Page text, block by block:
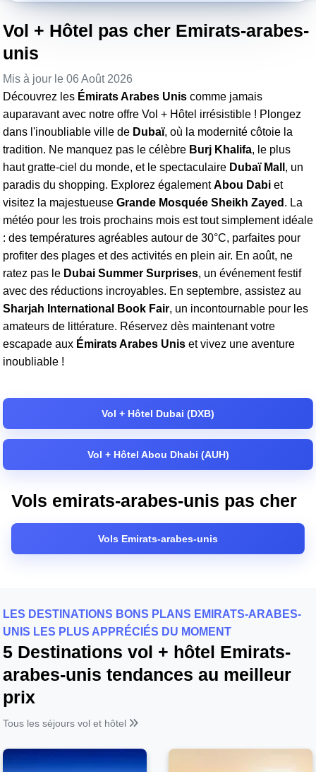
Vol + Hôtel pas cher Emirats-arabes-
unis
Mis à jour le 06 Août 2026
Découvrez les Émirats Arabes Unis comme jamais
auparavant avec notre offre Vol + Hôtel irrésistible ! Plongez
dans l'inoubliable ville de Dubaï, où la modernité côtoie la
tradition. Ne manquez pas le célèbre Burj Khalifa, le plus
haut gratte-ciel du monde, et le spectaculaire Dubaï Mall , un
paradis du shopping. Explorez égalementAbou Dabi et
visitez la majestueuse Grande Mosquée Sheikh Zayed . La
météo pour les trois prochains mois est tout simplement idéale
: des températures agréables autour de 30°C, parfaites pour
profiter des plages et des activités en plein air. En août, ne
ratez pas le Dubai Summer Surprises, un événement festif
avec des réductions incroyables. En septembre, assistez au
Sharjah International Book Fair, un incontournable pour les
amateurs de littérature. Réservez dès maintenant votre
escapade aux Émirats Arabes Unis et vivez une aventure
inoubliable !
Vol + Hôtel Dubai (DXB)
Vol + Hôtel Abou Dhabi (AUH)
Vols emirats-arabes-unis pas cher
Vols Emirats-arabes-unis
LES DESTINATIONS BONS PLANS EMIRATS-ARABES-
UNIS LES PLUS APPRÉCIÉS DU MOMENT
5 Destinations vol + hôtel Emirats-
arabes-unis tendances au meilleur
prix
Tous les séjours vol et hôtel